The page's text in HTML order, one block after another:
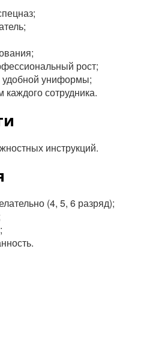
рост;
удобной униформы;
сотрудника.
инструкций.
(4, 5, 6 разряд);